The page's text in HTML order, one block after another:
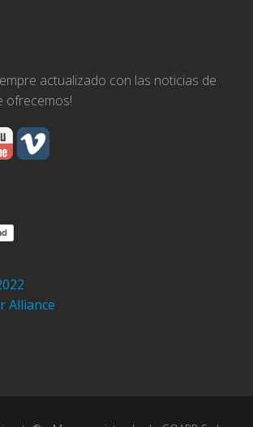
actualizado con las noticias de
ofrecemos!
Alliance